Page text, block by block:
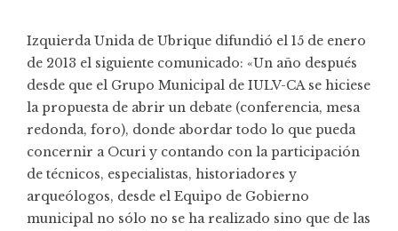
Izquierda Unida de Ubrique difundió el 15 de enero
de 2013 el siguiente comunicado: «Un año después
desde que el Grupo Municipal de IULV-CA se hiciese
la propuesta de abrir un debate (conferencia, mesa
redonda, foro), donde abordar todo lo que pueda
concernir a Ocuri y contando con la participación
de técnicos, especialistas, historiadores y
arqueólogos, desde el Equipo de Gobierno
municipal no sólo no se ha realizado sino que de las